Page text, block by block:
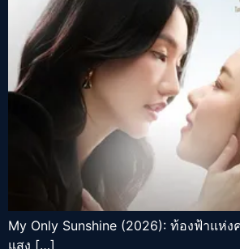
My Only Sunshine (2026): ท้องฟ้าแห่
แสง […]